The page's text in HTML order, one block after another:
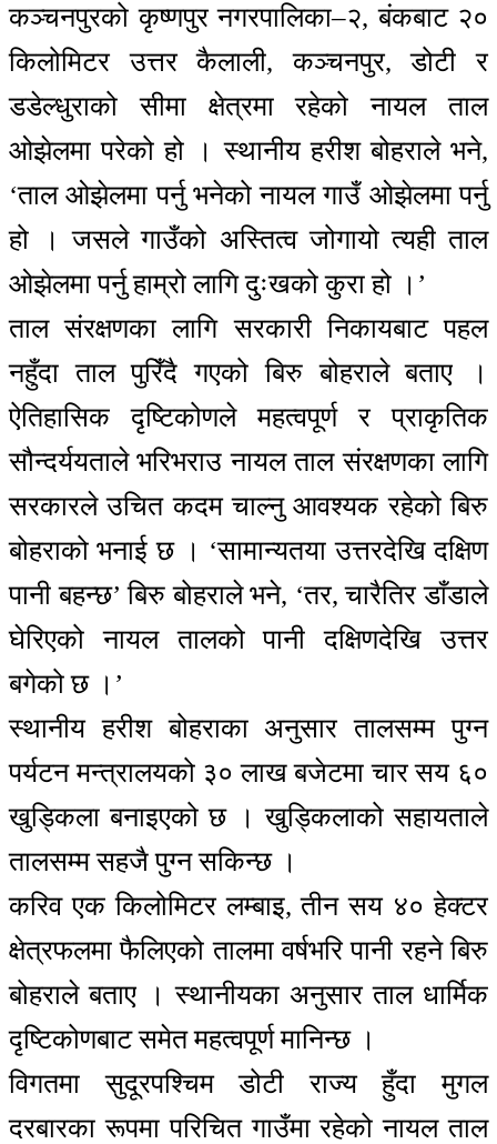
कञ्चनपुरको कृष्णपुर नगरपालिका–२, बंकबाट २०
किलोमिटर उत्तर कैलाली, कञ्चनपुर, डोटी र
डडेल्धुराको सीमा क्षेत्रमा रहेको नायल ताल
ओझेलमा परेको हो । स्थानीय हरीश बोहराले भने,
‘ताल ओझेलमा पर्नु भनेको नायल गाउँ ओझेलमा पर्नु
हो । जसले गाउँको अस्तित्व जोगायो त्यही ताल
ओझेलमा पर्नु हाम्रो लागि दुःखको कुरा हो ।’
ताल संरक्षणका लागि सरकारी निकायबाट पहल
नहुँदा ताल पुरिँदै गएको बिरु बोहराले बताए ।
ऐतिहासिक दृष्टिकोणले महत्वपूर्ण र प्राकृतिक
सौन्दर्ययताले भरिभराउ नायल ताल संरक्षणका लागि
सरकारले उचित कदम चाल्नु आवश्यक रहेको बिरु
बोहराको भनाई छ । ‘सामान्यतया उत्तरदेखि दक्षिण
पानी बहन्छ’ बिरु बोहराले भने, ‘तर, चारैतिर डाँडाले
घेरिएको नायल तालको पानी दक्षिणदेखि उत्तर
बगेको छ ।’
स्थानीय हरीश बोहराका अनुसार तालसम्म पुग्न
पर्यटन मन्त्रालयको ३० लाख बजेटमा चार सय ६०
खुड्किला बनाइएको छ । खुड्किलाको सहायताले
तालसम्म सहजै पुग्न सकिन्छ ।
करिव एक किलोमिटर लम्बाइ, तीन सय ४० हेक्टर
क्षेत्रफलमा फैलिएको तालमा वर्षभरि पानी रहने बिरु
बोहराले बताए । स्थानीयका अनुसार ताल धार्मिक
दृष्टिकोणबाट समेत महत्वपूर्ण मानिन्छ ।
विगतमा सुदूरपश्चिम डोटी राज्य हुँदा मुगल
दरबारका रूपमा परिचित गाउँमा रहेको नायल ताल